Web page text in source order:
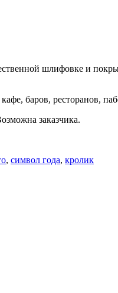
шлифовке и
баров, ресторанов,
заказчика.
, символ года, кролик